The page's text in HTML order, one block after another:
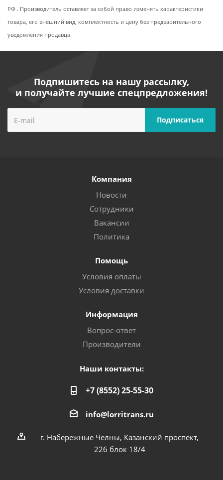
РФ . Производитель оставляет за собой право изменять характеристики
товара, его внешний вид, комплектность и цену без предварительного
уведомления продавца.
Подпишитесь на нашу рассылку,
и получайте лучшие спецпредложения!
Компания
Новости
Сотрудники
Вакансии
Политика
Помощь
Условия оплаты
Условия доставки
Информация
Вопрос-ответ
Производители
Наши контакты:
+7 (8552) 25-55-30
info@lorritrans.ru
г. Набережные Челны, Казанский проспект,
226 блок 18/4